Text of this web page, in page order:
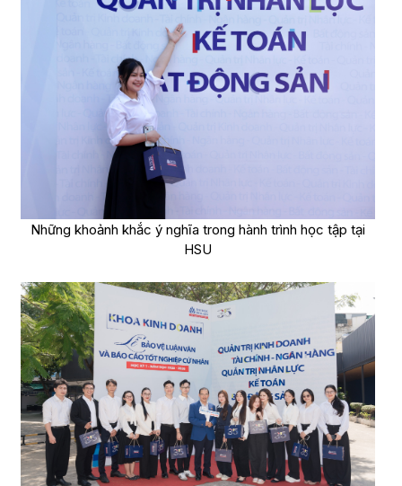
Những khoảnh khắc ý nghĩa trong hành trình học tập tại
HSU